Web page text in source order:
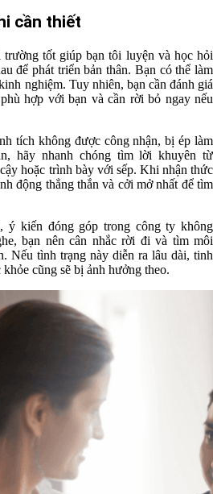
cần thiết
trường tốt giúp bạn tôi luyện và học hỏi
để phát triển bản thân. Bạn có thể làm
nghiệm. Tuy nhiên, bạn cần đánh giá
hợp với bạn và cần rời bỏ ngay nếu
tích không được công nhận, bị ép làm
hãy nhanh chóng tìm lời khuyên từ
hoặc trình bày với sếp. Khi nhận thức
động thẳng thắn và cởi mở nhất để tìm
ý kiến đóng góp trong công ty không
bạn nên cân nhắc rời đi và tìm môi
Nếu tình trạng này diễn ra lâu dài, tinh
cũng sẽ bị ảnh hưởng theo.